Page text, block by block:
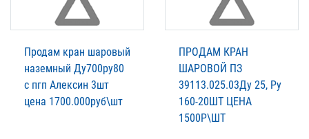
Продам кран шаровый
наземный Ду700ру80
с пгп Алексин 3шт
цена 1700.000руб\шт
ПРОДАМ КРАН
ШАРОВОЙ ПЗ
39113.025.03Ду 25, Ру
160-20ШТ ЦЕНА
1500Р\ШТ